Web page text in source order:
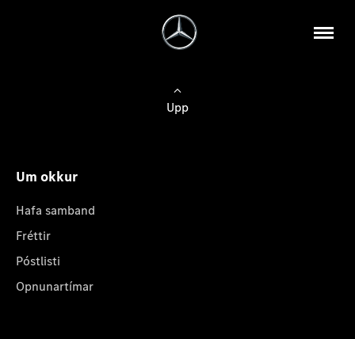
Upp
Um okkur
Hafa samband
Fréttir
Póstlisti
Opnunartímar